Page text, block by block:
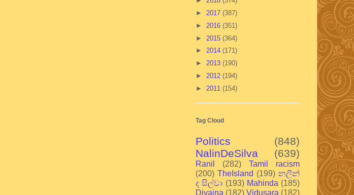
► 2017 (387)
► 2016 (351)
► 2015 (364)
► 2014 (171)
► 2013 (190)
► 2012 (194)
► 2011 (154)
Tag Cloud
Politics
(848)
NalinDeSilva
(639)
Ranil (282)
Tamil racism
(200) TheIsland (199) නලින්
ද සිල්වා (193) Mahinda (185)
Divaina (182) Vidusara (182)